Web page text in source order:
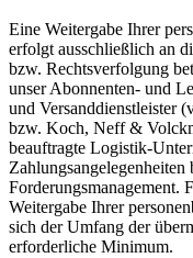
Eine Weitergabe Ihrer
erfolgt ausschließlich an
bzw. Rechtsverfolgung
unser Abonnenten- und
und Versanddienstleister
bzw. Koch, Neff &
beauftragte Logistik-
Forderungsmanagement.
Weitergabe Ihrer
sich der Umfang der
erforderliche Minimum.